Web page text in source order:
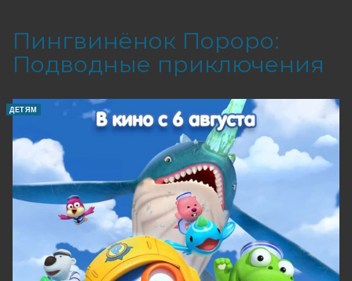
Пингвинёнок Пороро:
Подводные приключения
ДЕТЯМ